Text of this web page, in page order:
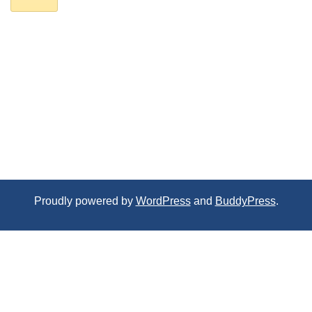
Proudly powered by WordPressand BuddyPress.